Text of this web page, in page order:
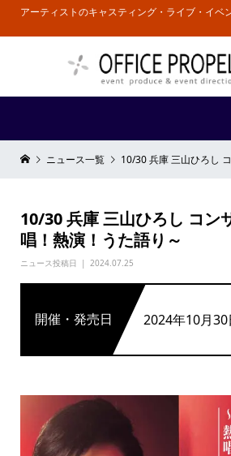
アーティストのキャスティング・ライブ・イベ
ニュース一覧 10/30 兵庫 三山ひろし コンサー
10/30 兵庫 三山ひろし コン
唱！熱演！うた語り～
ニュース投稿日 2024.07.25
開催・発売日 2024年10月30